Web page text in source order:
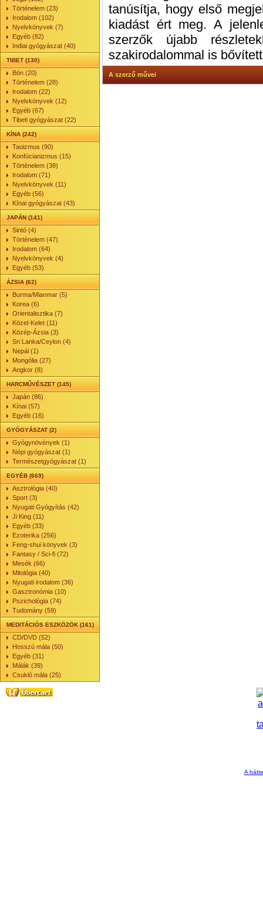
Történelem (23)
Irodalom (102)
Nyelvkönyvek (7)
Egyéb (82)
Indiai gyógyászat (40)
TIBET (130)
Bön (20)
Történelem (28)
Irodalom (22)
Nyelvkönyvek (12)
Egyéb (67)
Tibeti gyógyászat (22)
KÍNA (242)
Taoizmus (90)
Konfúcianizmus (15)
Történelem (38)
Irodalom (71)
Nyelvkönyvek (11)
Egyéb (56)
Kínai gyógyászat (43)
JAPÁN (141)
Sintó (4)
Történelem (47)
Irodalom (64)
Nyelvkönyvek (4)
Egyéb (53)
ÁZSIA (62)
Burma/Mianmar (5)
Korea (6)
Orientalisztika (7)
Közel-Kelet (11)
Közép-Ázsia (3)
Sri Lanka/Ceylon (4)
Nepál (1)
Mongólia (27)
Angkor (8)
HARCMŰVÉSZET (145)
Japán (86)
Kínai (57)
Egyéb (16)
GYÓGYÁSZAT (2)
Gyógynövények (1)
Népi gyógyászat (1)
Természetgyógyászat (1)
EGYÉB (669)
Asztrológia (40)
Sport (3)
Nyugati Gyógyítás (42)
Ji King (11)
Egyéb (33)
Ezoterika (256)
Feng-shui könyvek (3)
Fantasy / Sci-fi (72)
Mesék (66)
Mitológia (40)
Nyugati irodalom (36)
Gasztronómia (10)
Pszichológia (74)
Tudomány (59)
MEDITÁCIÓS ESZKÖZÖK (161)
CD/DVD (52)
Hosszú mála (50)
Egyéb (31)
Málák (39)
Csukló mála (25)
tanúsítja, hogy első
kiadást ért meg. A
szerzők újabb
szakirodalommal is
A szerző művei
A